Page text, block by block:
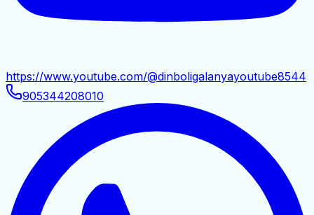
https://www.youtube.com/@dinboligalanyayoutube8544
905344208010